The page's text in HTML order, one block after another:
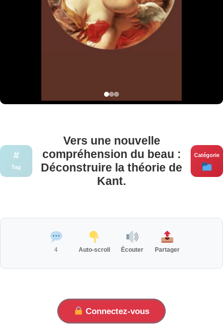
#
Tag
Vers une nouvelle
compréhension du beau :
Déconstruire la théorie de
Kant.
Catégorie
4 Auto-scroll Écouter Partager
Connectez-vous